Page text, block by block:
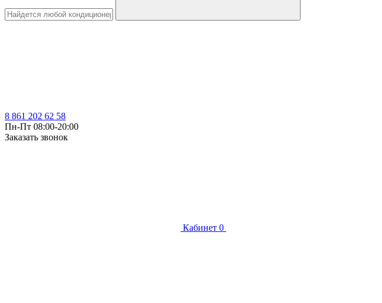
8 861 202 62 58
Пн-Пт 08:00-20:00
Заказать звонок
Кабинет 0